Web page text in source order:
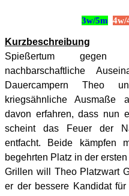
3w/5m 4w/
Kurzbeschreibung
Spießertum gegen
nachbarschaftliche
Dauercampern Theo
kriegsähnliche Ausmaße
davon erfahren, dass nun
scheint das Feuer der
entfacht. Beide kämpfen
begehrten Platz in der
Grillen will Theo Platzwart
er der bessere Kandidat